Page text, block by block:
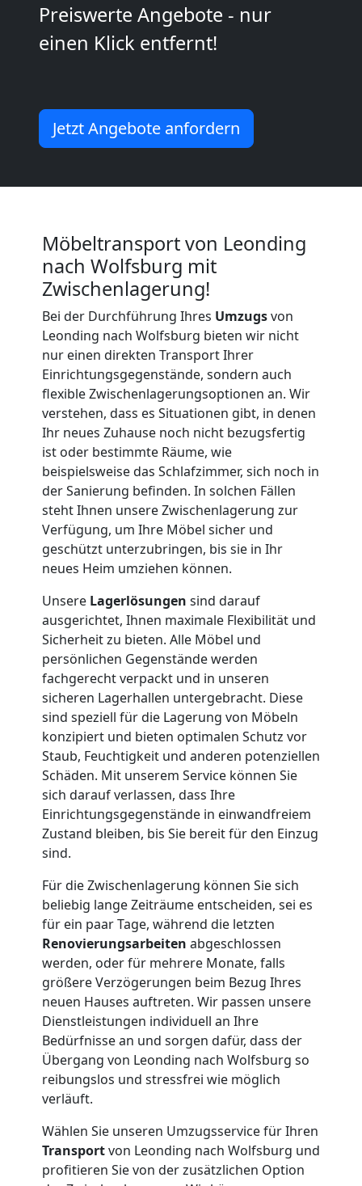
Preiswerte Angebote - nur
einen Klick entfernt!
Jetzt Angebote anfordern
Möbeltransport von Leonding
nach Wolfsburg mit
Zwischenlagerung!
Bei der Durchführung Ihres Umzugsvon
Leonding nach Wolfsburg bieten wir nicht
nur einen direkten Transport Ihrer
Einrichtungsgegenstände, sondern auch
flexible Zwischenlagerungsoptionen an. Wir
verstehen, dass es Situationen gibt, in denen
Ihr neues Zuhause noch nicht bezugsfertig
ist oder bestimmte Räume, wie
beispielsweise das Schlafzimmer, sich noch in
der Sanierung befinden. In solchen Fällen
steht Ihnen unsere Zwischenlagerung zur
Verfügung, um Ihre Möbel sicher und
geschützt unterzubringen, bis sie in Ihr
neues Heim umziehen können.
Unsere Lagerlösungen sind darauf
ausgerichtet, Ihnen maximale Flexibilität und
Sicherheit zu bieten. Alle Möbel und
persönlichen Gegenstände werden
fachgerecht verpackt und in unseren
sicheren Lagerhallen untergebracht. Diese
sind speziell für die Lagerung von Möbeln
konzipiert und bieten optimalen Schutz vor
Staub, Feuchtigkeit und anderen potenziellen
Schäden. Mit unserem Service können Sie
sich darauf verlassen, dass Ihre
Einrichtungsgegenstände in einwandfreiem
Zustand bleiben, bis Sie bereit für den Einzug
sind.
Für die Zwischenlagerung können Sie sich
beliebig lange Zeiträume entscheiden, sei es
für ein paar Tage, während die letzten
Renovierungsarbeiten abgeschlossen
werden, oder für mehrere Monate, falls
größere Verzögerungen beim Bezug Ihres
neuen Hauses auftreten. Wir passen unsere
Dienstleistungen individuell an Ihre
Bedürfnisse an und sorgen dafür, dass der
Übergang von Leonding nach Wolfsburg so
reibungslos und stressfrei wie möglich
verläuft.
Wählen Sie unseren Umzugsservice für Ihren
Transportvon Leonding nach Wolfsburg und
profitieren Sie von der zusätzlichen Option
Anfrage
Möbeltransport
National
International
Beiladung
National
Beiladung
International
Internationaler
Umzug
Nationaler
Umzug